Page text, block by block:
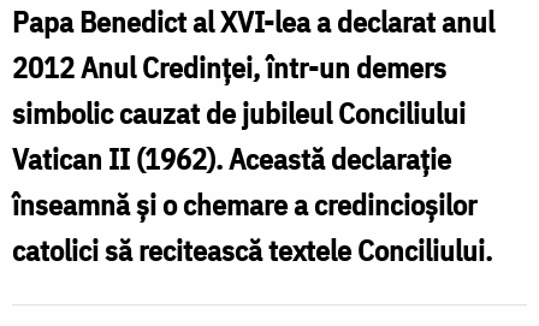
Anul
Credinţei
în
Biserica
Catolică
Papa Benedict al XVI-lea a declarat anul
2012 Anul Credinţei, într-un demers
simbolic cauzat de jubileul Conciliului
Vatican II (1962). Această declaraţie
înseamnă şi o chemare a credincioşilor
catolici să recitească textele Conciliului.